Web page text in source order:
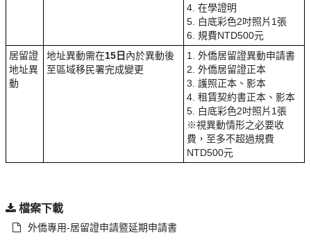
4. 在學證明
5. 白底彩色2吋照片1張
6. 規費NTD500元
居留證
地址異
動
地址異動需在15日內於異動後
至區域移民署完成變更
1. 外僑居留證異動申請書
2. 外僑居留證正本
3. 護照正本、影本
4. 租賃契約書正本、影本
5. 白底彩色2吋照片1張
※視異動情形之必要收
費，至多不超過規費
NTD500元
檔案下載
外僑專用-居留證申請暨延期申請書